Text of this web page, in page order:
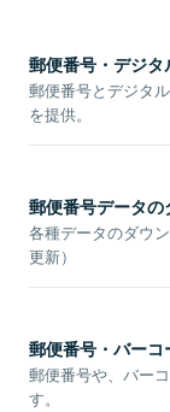
郵便番号・デジ
郵便番号とデジタ
を提供。
郵便番号データの
各種データのダウ
更新）
郵便番号・バー
郵便番号や、バー
す。